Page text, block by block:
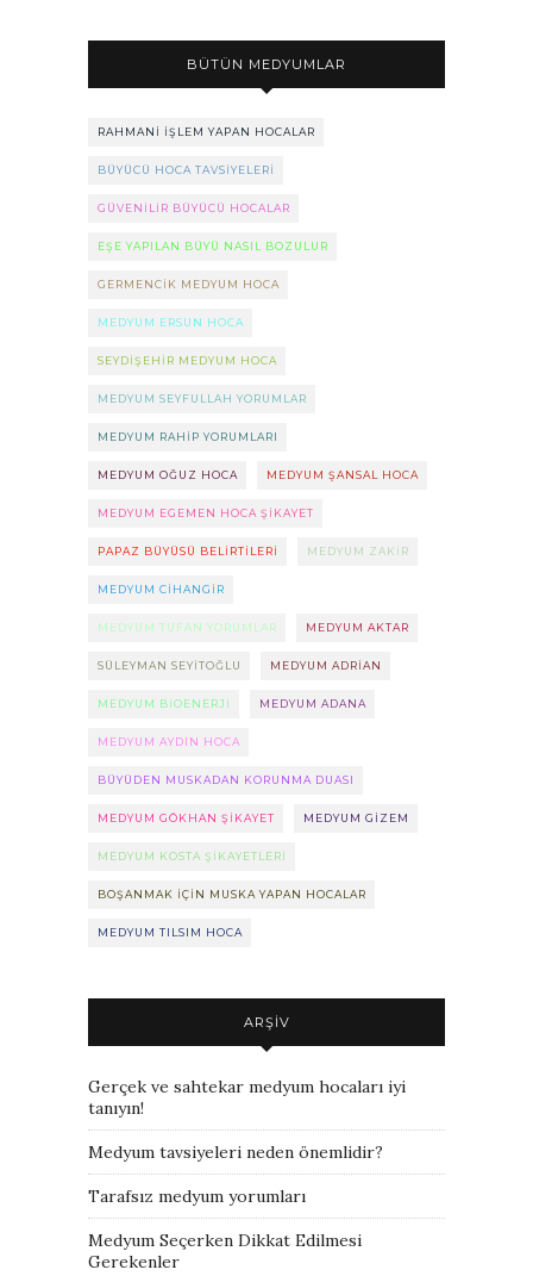
BÜTÜN MEDYUMLAR
RAHMANI IŞLEM YAPAN HOCALAR
BÜYÜCÜ HOCA TAVSIYELERI
GÜVENILIR BÜYÜCÜ HOCALAR
EŞE YAPILAN BÜYÜ NASIL BOZULUR
GERMENCIK MEDYUM HOCA
MEDYUM ERSUN HOCA
SEYDIŞEHIR MEDYUM HOCA
MEDYUM SEYFULLAH YORUMLAR
MEDYUM RAHIP YORUMLARI
MEDYUM OĞUZ HOCA MEDYUM ŞANSAL HOCA
MEDYUM EGEMEN HOCA ŞIKAYET
PAPAZ BÜYÜSÜ BELIRTILERI MEDYUM ZAKIR
MEDYUM CIHANGIR
MEDYUM TUFAN YORUMLAR MEDYUM AKTAR
SÜLEYMAN SEYITOĞLU MEDYUM ADRIAN
MEDYUM BIOENERJI MEDYUM ADANA
MEDYUM AYDIN HOCA
BÜYÜDEN MUSKADAN KORUNMA DUASI
MEDYUM GÖKHAN ŞIKAYET MEDYUM GIZEM
MEDYUM KOSTA ŞIKAYETLERI
BOŞANMAK IÇIN MUSKA YAPAN HOCALAR
MEDYUM TILSIM HOCA
ARŞIV
Gerçek ve sahtekar medyum hocaları iyi
tanıyın!
Medyum tavsiyeleri neden önemlidir?
Tarafsız medyum yorumları
Medyum Seçerken Dikkat Edilmesi
Gerekenler